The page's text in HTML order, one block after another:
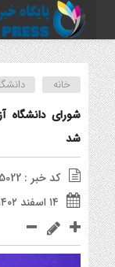
خانه
شورای دانشگاه
شد
کد خبر : 5022
۱۴ اسفند ۱۴۰۲ - ۱۳:۱۵